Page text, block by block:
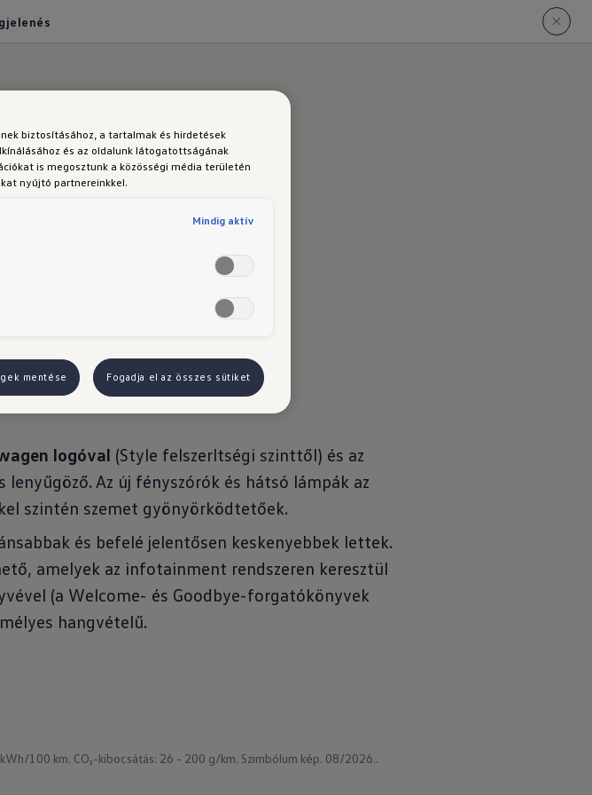
külső
logóval (Style felszerltségi szinttől) és az
Az új fényszórók és hátsó lámpák az
szintén szemet gyönyörködtetőek.
és befelé jelentősen keskenyebbek lettek.
amelyek az infotainment rendszeren keresztül
(a Welcome- és Goodbye-forgatókönyvek
hangvételű.
100 km. CO₂-kibocsátás: 26 - 200 g/km. Szimbólum kép. 08/2026..
biztosításához, a tartalmak és hirdetések
és az oldalunk látogatottságának
is megosztunk a közösségi média területén
nyújtó partnereinkkel.
Mindig aktív
mentése Fogadja el az összes sütiket